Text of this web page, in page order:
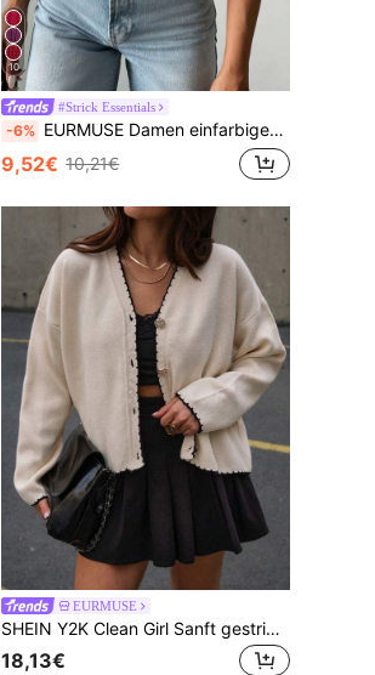
10
#Strick Essentials
-6% EURMUSE Damen einfarbiges Kabel-Muster Top mit quadratischem Ausschnitt und ärmellos, Lässig Strick
9,52€ 10,21€
EURMUSE
SHEIN Y2K Clean Girl Sanft gestrickter Crop Cardigan - Ruhiger Luxus Knopfverschluss, Old Money Ästhetik, Soft Girl Kern, neutrale minimale Essenz, Pinterest chic & modern feminine Passform Clean Girl Ikone Sanft gestrickter Cardigan - Old Money Kern Knopfverschluss Crop Silhouette mit ruhigem Luxus minimalistischem Ästhetik, Soft Girl Energie, Y2K Revival Hauch, zeitloses neutrales Grundelement & mühelos alltäglicher Chic
18,13€